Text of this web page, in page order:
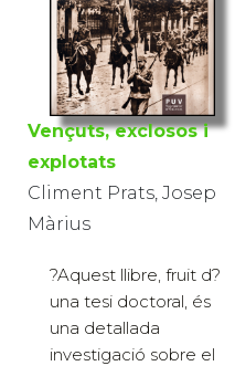
Vençuts, exclosos i
explotats
Climent Prats, Josep
Màrius
?Aquest llibre, fruit d?
una tesi doctoral, és
una detallada
investigació sobre el